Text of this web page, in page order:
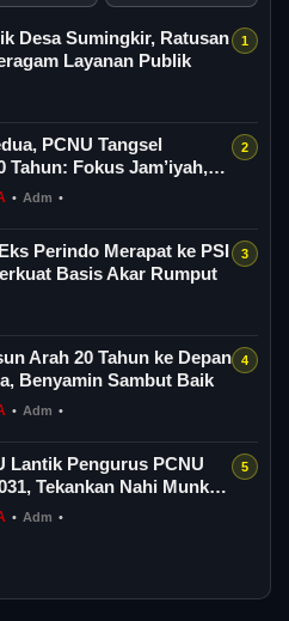
Desa Sumingkir, Ratusan
Layanan Publik
PCNU Tangsel
Tahun: Fokus Jam’iyah,
• Adm •
Perindo Merapat ke PSI
Basis Akar Rumput
Arah 20 Tahun ke Depan
Benyamin Sambut Baik
• Adm •
Lantik Pengurus PCNU
Tekankan Nahi Munkar
• Adm •